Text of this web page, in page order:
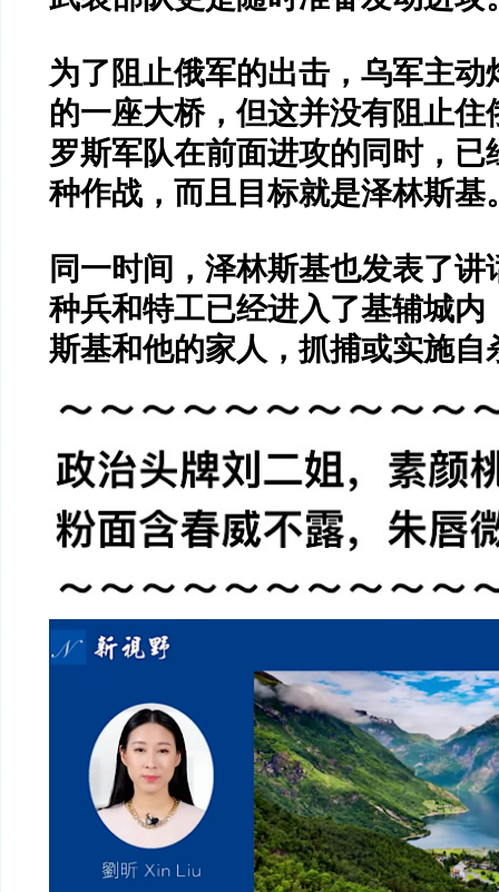
为了阻止俄军的出击，乌军主动
的一座大桥，但这并没有阻止住
罗斯军队在前面进攻的同时，已
种作战，而且目标就是泽林斯基
同一时间，泽林斯基也发表了讲
种兵和特工已经进入了基辅城内
斯基和他的家人，抓捕或实施